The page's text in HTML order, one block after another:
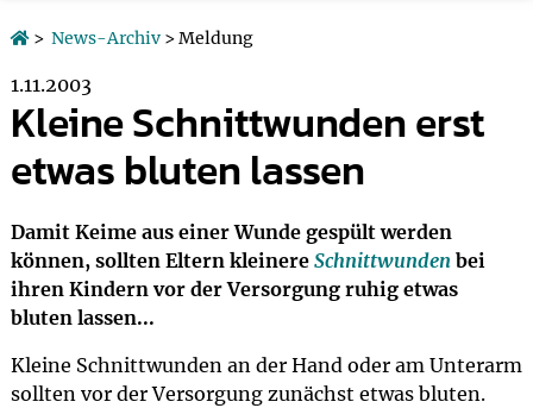
> News-Archiv> Meldung
1.11.2003
Kleine Schnittwunden erst
etwas bluten lassen
Damit Keime aus einer Wunde gespült werden
können, sollten Eltern kleinere Schnittwundenbei
ihren Kindern vor der Versorgung ruhig etwas
bluten lassen...
Kleine Schnittwunden an der Hand oder am Unterarm
sollten vor der Versorgung zunächst etwas bluten.